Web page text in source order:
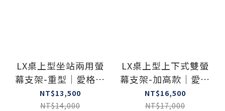
LX桌上型坐站兩用螢
幕支架-重型｜愛格升
Ergotron
NT$13,500
NT$14,000
LX桌上型上下式雙螢
幕支架-加高款｜愛格
升Ergotron
NT$16,500
NT$17,000